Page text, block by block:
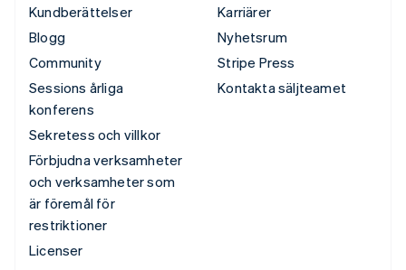
Kundberättelser
Blogg
Community
Sessions årliga
konferens
Sekretess och villkor
Förbjudna verksamheter
och verksamheter som
är föremål för
restriktioner
Licenser
Karriärer
Nyhetsrum
Stripe Press
Kontakta säljteamet